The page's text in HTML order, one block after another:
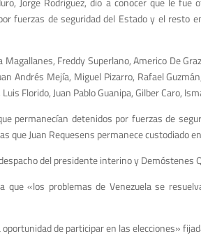
fuerzas de seguridad del Estado y el resto
Freddy Superlano, Americo De
Andrés Mejía, Miguel Pizarro, Rafael
Florido, Juan Pablo Guanipa, Gilber Caro,
permanecían detenidos por fuerzas de
que Juan Requesens permanece custodiado
del presidente interino y Demóstenes
que «los problemas de Venezuela se
de participar en las elecciones»